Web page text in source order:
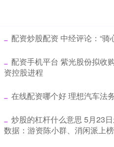
配资炒股配资 中经评论：“骑
配资手机平台 紫光股份拟收
资控股进程
在线配资哪个好 理想汽车法
炒股的杠杆什么意思 5月23
数据：游资陈小群、消闲派上榜